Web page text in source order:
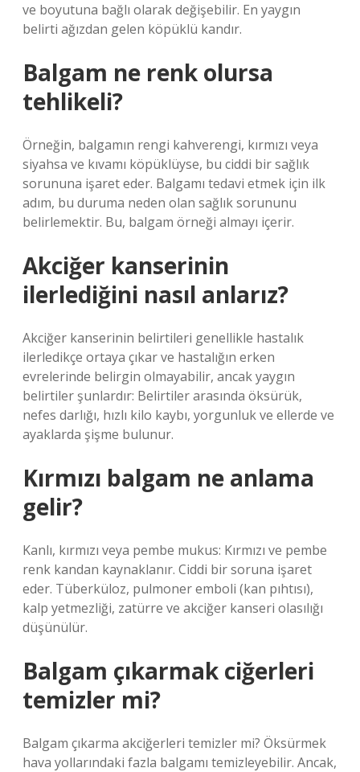
ve boyutuna bağlı olarak değişebilir. En yaygın
belirti ağızdan gelen köpüklü kandır.
Balgam ne renk olursa
tehlikeli?
Örneğin, balgamın rengi kahverengi, kırmızı veya
siyahsa ve kıvamı köpüklüyse, bu ciddi bir sağlık
sorununa işaret eder. Balgamı tedavi etmek için ilk
adım, bu duruma neden olan sağlık sorununu
belirlemektir. Bu, balgam örneği almayı içerir.
Akciğer kanserinin
ilerlediğini nasıl anlarız?
Akciğer kanserinin belirtileri genellikle hastalık
ilerledikçe ortaya çıkar ve hastalığın erken
evrelerinde belirgin olmayabilir, ancak yaygın
belirtiler şunlardır: Belirtiler arasında öksürük,
nefes darlığı, hızlı kilo kaybı, yorgunluk ve ellerde ve
ayaklarda şişme bulunur.
Kırmızı balgam ne anlama
gelir?
Kanlı, kırmızı veya pembe mukus: Kırmızı ve pembe
renk kandan kaynaklanır. Ciddi bir soruna işaret
eder. Tüberküloz, pulmoner emboli (kan pıhtısı),
kalp yetmezliği, zatürre ve akciğer kanseri olasılığı
düşünülür.
Balgam çıkarmak ciğerleri
temizler mi?
Balgam çıkarma akciğerleri temizler mi? Öksürmek
hava yollarındaki fazla balgamı temizleyebilir. Ancak,